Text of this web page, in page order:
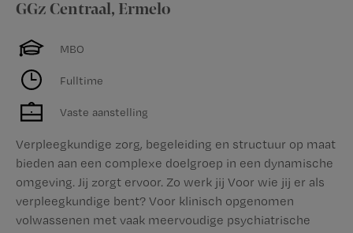
GGz Centraal, Ermelo
MBO
Fulltime
Vaste aanstelling
Verpleegkundige zorg, begeleiding en structuur op maat
bieden aan een complexe doelgroep in een dynamische
omgeving. Jij zorgt ervoor. Zo werk jij Voor wie jij er als
verpleegkundige bent? Voor klinisch opgenomen
volwassenen met vaak meervoudige psychiatrische